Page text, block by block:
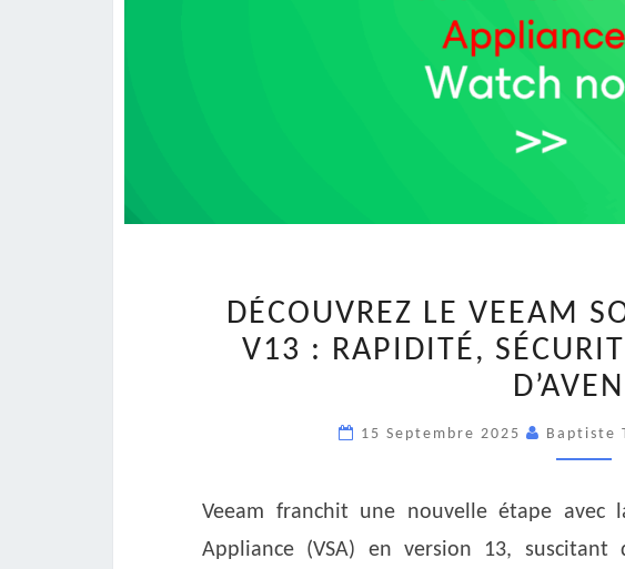
LE
V13
DÉCOUVREZ LE VEEAM
V13 : RAPIDITÉ,
15 Septembre 2025 Baptiste
Veeam franchit une nouvelle étape avec
Appliance (VSA) en version 13,